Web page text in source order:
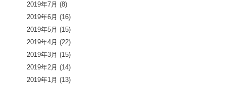
2019年7月 (8)
2019年6月 (16)
2019年5月 (15)
2019年4月 (22)
2019年3月 (15)
2019年2月 (14)
2019年1月 (13)